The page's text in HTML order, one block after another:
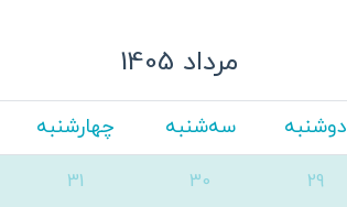
مرداد 1405
دوشنبه سه‌شنبه چهارشنبه
29
30
31